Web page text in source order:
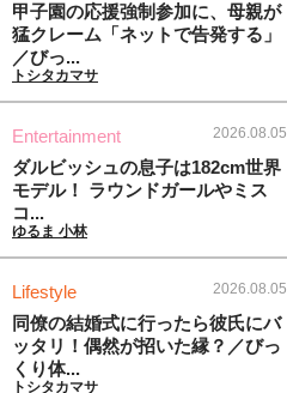
甲子園の応援強制参加に、母親が
猛クレーム「ネットで告発する」
／びっ...
トシタカマサ
Entertainment 2026.08.05
ダルビッシュの息子は182cm世界
モデル！ ラウンドガールやミス
コ...
ゆるま 小林
Lifestyle 2026.08.05
同僚の結婚式に行ったら彼氏にバ
ッタリ！偶然が招いた縁？／びっ
くり体...
トシタカマサ